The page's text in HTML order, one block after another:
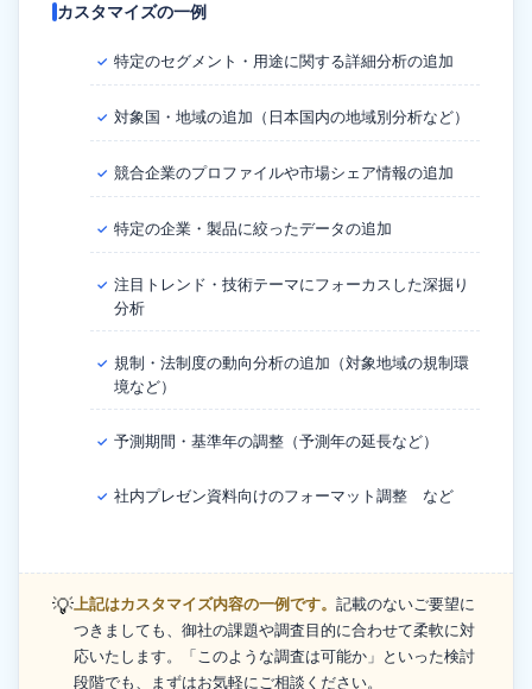
カスタマイズの一例
✓ 特定のセグメント・用途に関する詳細分析の追加
✓ 対象国・地域の追加（日本国内の地域別分析など）
✓ 競合企業のプロファイルや市場シェア情報の追加
✓ 特定の企業・製品に絞ったデータの追加
✓ 注目トレンド・技術テーマにフォーカスした深掘り
分析
✓ 規制・法制度の動向分析の追加（対象地域の規制環
境など）
✓ 予測期間・基準年の調整（予測年の延長など）
✓ 社内プレゼン資料向けのフォーマット調整 など
💡上記はカスタマイズ内容の一例です。 記載のないご要望に
つきましても、御社の課題や調査目的に合わせて柔軟に対
応いたします。「このような調査は可能か」といった検討
段階でも、まずはお気軽にご相談ください。